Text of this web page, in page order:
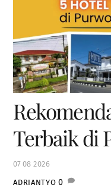
07 08 2026
Terbaik di
ADRIANTYO 0